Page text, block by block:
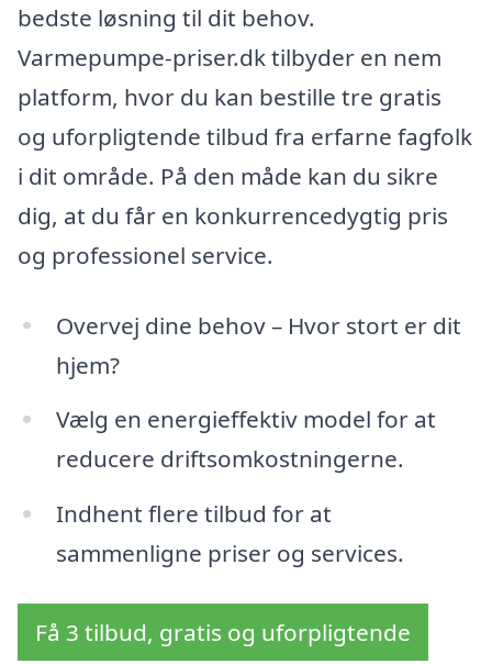
bedste løsning til dit behov.
Varmepumpe-priser.dk tilbyder en nem
platform, hvor du kan bestille tre gratis
og uforpligtende tilbud fra erfarne fagfolk
i dit område. På den måde kan du sikre
dig, at du får en konkurrencedygtig pris
og professionel service.
Overvej dine behov – Hvor stort er dit
hjem?
Vælg en energieffektiv model for at
reducere driftsomkostningerne.
Indhent flere tilbud for at
sammenligne priser og services.
Få 3 tilbud, gratis og uforpligtende